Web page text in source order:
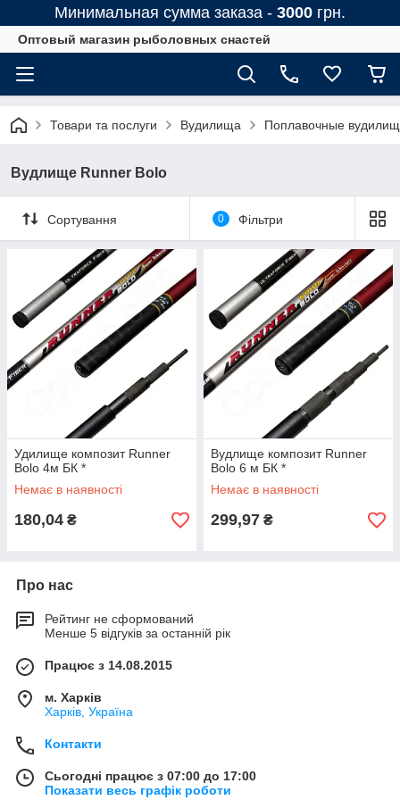
Минимальная сумма заказа - 3000 грн.
Оптовый магазин рыболовных снастей
Товари та послуги Вудилища Поплавочные
Вудлище Runner Bolo
Сортування 0 Фільтри
Удилище композит Runner
Bolo 4м БК *
Немає в наявності
180,04 ₴
Вудлище композит Runner
Bolo 6 м БК *
Немає в наявності
299,97 ₴
Про нас
Рейтинг не сформований
Менше 5 відгуків за останній рік
Працює з 14.08.2015
м. Харків
Харків, Україна
Контакти
Сьогодні працює з 07:00 до 17:00
Показати весь графік роботи